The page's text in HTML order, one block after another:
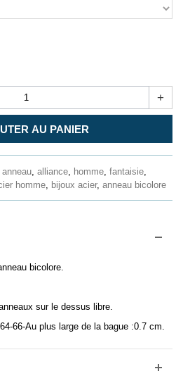
+
AU PANIER
anneau, alliance, homme, fantaisie,
homme, bijoux acier, anneau bicolore
bicolore.
sur le dessus libre.
66-Au plus large de la bague :0.7 cm.